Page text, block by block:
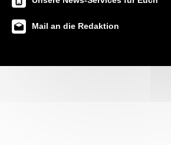
Mail an die Redaktion